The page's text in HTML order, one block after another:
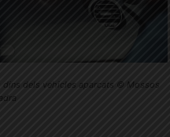
dins dels vehicles aparcats © Mossos